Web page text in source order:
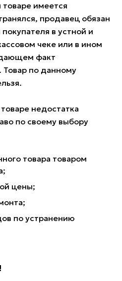
имеется
продавец обязан
в устной и
чеке или в ином
факт
Товар по данному
недостатка
по своему выбору
товара товаром
цены;
по устранению